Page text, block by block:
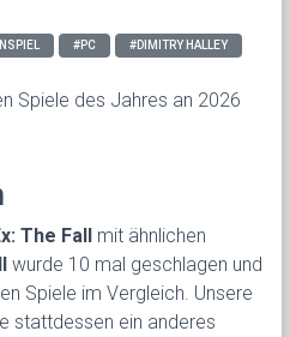
#PC #DIMITRY HALLEY
Spiele des Jahres an 2026
The Fall mit ähnlichen
wurde 10 mal geschlagen und
Spiele im Vergleich. Unsere
stattdessen ein anderes